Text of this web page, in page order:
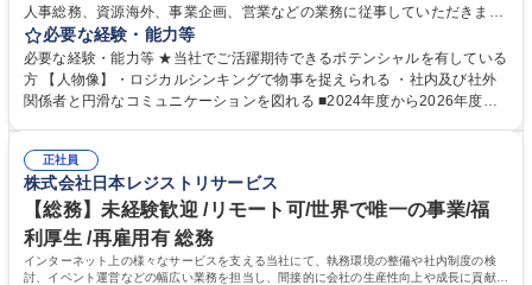
人事総務、資源海外、事業企画、営業などの業務に従事していただきま
す。 【業務内容の一例】■所属事業部の勤労業務 ■海外に関係する各種業
務 ■営業部門の企画スタッフ、ルート営業 【キャリアパス】入社後の配属
ポジションで一定期間ご活躍頂いた後、本人の適性及び将来のキャリアを
鑑みてジョブローテーションを行います。 【育成】OJTでの現場育成や研
表するインフラ企業 #ポテンシャル採用
必要な経験・能力等
必要な経験・能力等 ★当社でご活躍期待できるポテンシャルを有している
方 【人物像】・ロジカルシンキングで物事を捉えられる ・社内及び社外
関係者と円滑なコミュニケーションを図れる ■2024年度から2026年度ま
72.html ■エネルギーセキュリティの不安定化や気候変動による自然災害の
甚大化など、これまで以上に社会課題解決の重要性が高まっています。
「未来の日常」の創造に向けて持続可能な社会の実現に貢献してまいりま
す。 学歴・資格 学歴：大学院 大学 語学力： 資格：
正社員
株式会社日本レジストリサービス
【総務】未経験歓迎 /リモート可/世界で唯一の事業/福
利厚生 /再雇用有 総務
インターネット上の様々なサービスを支える当社にて、執務環境の整備や社内制度の検
討、イベント運営などの幅広い業務を担当し、間接的に会社の生産性向上や成長に貢献し